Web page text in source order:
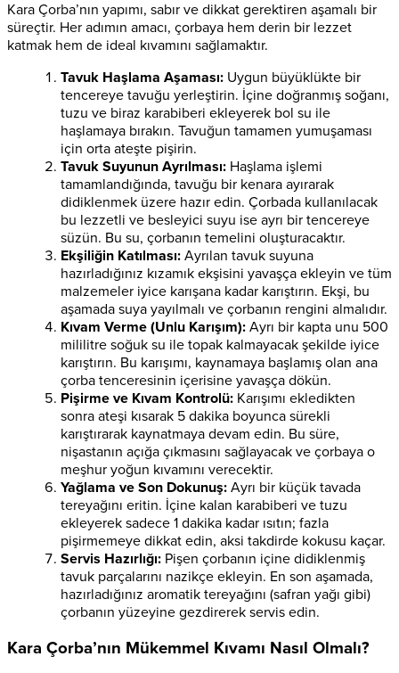
Kara Çorba’nın yapımı, sabır ve dikkat gerektiren aşamalı bir
süreçtir. Her adımın amacı, çorbaya hem derin bir lezzet
katmak hem de ideal kıvamını sağlamaktır.
Tavuk Haşlama Aşaması: Uygun büyüklükte bir
tencereye tavuğu yerleştirin. İçine doğranmış soğanı,
tuzu ve biraz karabiberi ekleyerek bol su ile
haşlamaya bırakın. Tavuğun tamamen yumuşaması
için orta ateşte pişirin.
Tavuk Suyunun Ayrılması: Haşlama işlemi
tamamlandığında, tavuğu bir kenara ayırarak
didiklenmek üzere hazır edin. Çorbada kullanılacak
bu lezzetli ve besleyici suyu ise ayrı bir tencereye
süzün. Bu su, çorbanın temelini oluşturacaktır.
Ekşiliğin Katılması: Ayrılan tavuk suyuna
hazırladığınız kızamık ekşisini yavaşça ekleyin ve tüm
malzemeler iyice karışana kadar karıştırın. Ekşi, bu
aşamada suya yayılmalı ve çorbanın rengini almalıdır.
Kıvam Verme (Unlu Karışım): Ayrı bir kapta unu 500
mililitre soğuk su ile topak kalmayacak şekilde iyice
karıştırın. Bu karışımı, kaynamaya başlamış olan ana
çorba tenceresinin içerisine yavaşça dökün.
Pişirme ve Kıvam Kontrolü: Karışımı ekledikten
sonra ateşi kısarak 5 dakika boyunca sürekli
karıştırarak kaynatmaya devam edin. Bu süre,
nişastanın açığa çıkmasını sağlayacak ve çorbaya o
meşhur yoğun kıvamını verecektir.
Yağlama ve Son Dokunuş: Ayrı bir küçük tavada
tereyağını eritin. İçine kalan karabiberi ve tuzu
ekleyerek sadece 1 dakika kadar ısıtın; fazla
pişirmemeye dikkat edin, aksi takdirde kokusu kaçar.
Servis Hazırlığı: Pişen çorbanın içine didiklenmiş
tavuk parçalarını nazikçe ekleyin. En son aşamada,
hazırladığınız aromatik tereyağını (safran yağı gibi)
çorbanın yüzeyine gezdirerek servis edin.
Kara Çorba’nın Mükemmel Kıvamı Nasıl Olmalı?